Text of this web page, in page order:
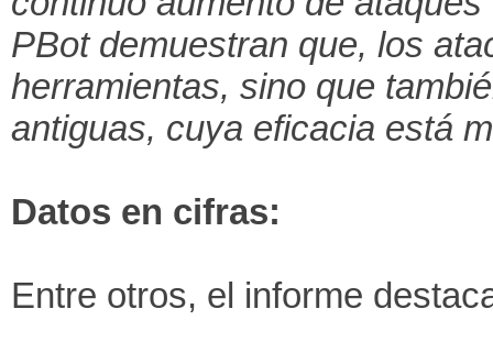
PBot demuestran que, los
herramientas, sino que
antiguas, cuya eficacia está
Datos en cifras:
Entre otros, el informe